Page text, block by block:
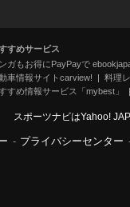
すめサービス
ガもお得にPayPayで
車情報サイトcarview!
料理
すめ情報サービス「mybest」
スポーツナビはYahoo!
- プライバシーセンター